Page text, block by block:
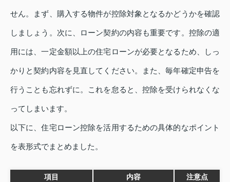
せん。まず、購入する物件が控除対象となるかどうかを確認
しましょう。次に、ローン契約の内容も重要です。控除の適
用には、一定金額以上の住宅ローンが必要となるため、しっ
かりと契約内容を見直してください。また、毎年確定申告を
行うことも忘れずに。これを怠ると、控除を受けられなくな
ってしまいます。
以下に、住宅ローン控除を活用するための具体的なポイント
を表形式でまとめました。
項目 内容 注意点